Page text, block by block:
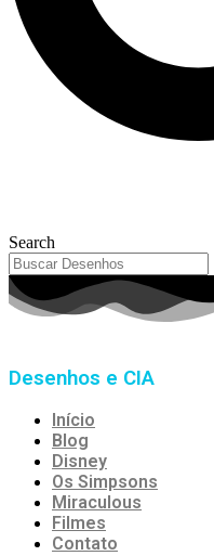
Search
Desenhos e CIA
Início
Blog
Disney
Os Simpsons
Miraculous
Filmes
Contato